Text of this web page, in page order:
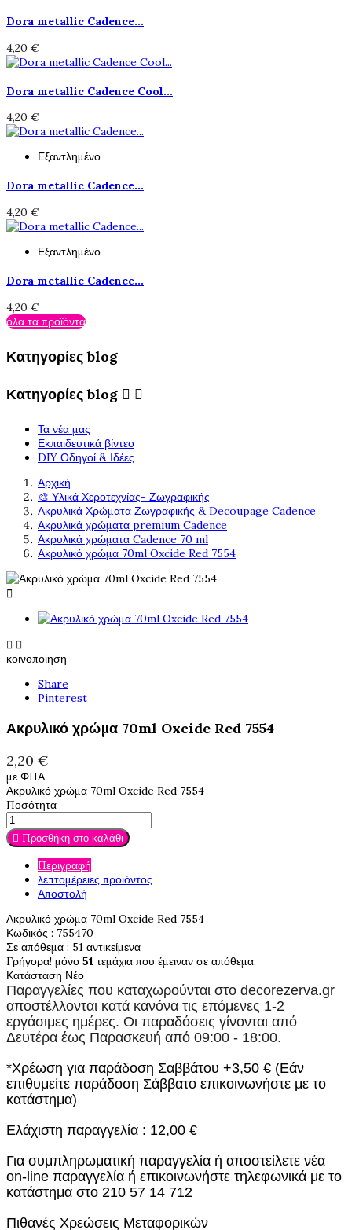
Dora metallic Cadence...
4,20 €
Dora metallic Cadence Cool...
4,20 €
Εξαντλημένο
Dora metallic Cadence...
4,20 €
Εξαντλημένο
Dora metallic Cadence...
4,20 €
όλα τα προϊόντα
Κατηγορίες blog
Κατηγορίες blog  
Τα νέα μας
Εκπαιδευτικά βίντεο
DIY Οδηγοί & Ιδέες
Αρχική
🎨 Υλικά Χεροτεχνίας- Ζωγραφικής
Ακρυλικά Χρώματα Ζωγραφικής & Decoupage Cadence
Ακρυλικά χρώματα premium Cadence
Ακρυλικά χρώματα Cadence 70 ml
Ακρυλικό χρώμα 70ml Oxcide Red 7554

 
κοινοποίηση
Share
Pinterest
Ακρυλικό χρώμα 70ml Oxcide Red 7554
2,20 €
με ΦΠΑ
Ακρυλικό χρώμα 70ml Oxcide Red 7554
Ποσότητα
 Προσθήκη στο καλάθι
Περιγραφή
λεπτομέρειες προιόντος
Αποστολή
Ακρυλικό χρώμα 70ml Oxcide Red 7554
Κωδικός : 755470
Σε απόθεμα : 51 αντικείμενα
Γρήγορα! μόνο 51 τεμάχια που έμειναν σε απόθεμα.
Κατάσταση Νέο
Παραγγελίες που καταχωρούνται στο decorezerva.gr
αποστέλλονται κατά κανόνα τις επόμενες 1-2
εργάσιμες ημέρες. Οι παραδόσεις γίνονται από
Δευτέρα έως Παρασκευή από 09:00 - 18:00.
*Χρέωση για παράδοση Σαββάτου +3,50 € (Εάν
επιθυμείτε παράδοση Σάββατο επικοινωνήστε με το
κατάστημα)
Ελάχιστη παραγγελία : 12,00 €
Για συμπληρωματική παραγγελία ή αποστείλετε νέα
on-line παραγγελία ή επικοινωνήστε τηλεφωνικά με το
κατάστημα στο 210 57 14 712
Πιθανές Χρεώσεις Μεταφορικών